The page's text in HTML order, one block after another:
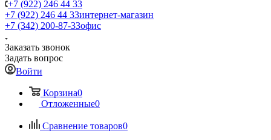
+7 (922) 246 44 33
+7 (922) 246 44 33интернет-магазин
+7 (342) 200-87-33офис
Заказать звонок
Задать вопрос
Войти
Корзина0
Отложенные0
Сравнение товаров0